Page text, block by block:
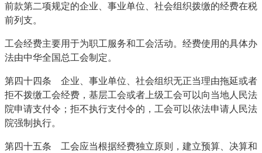
前款第二项规定的企业、事业单位、社会组织拨缴的经费在税
前列支。
工会经费主要用于为职工服务和工会活动。经费使用的具体办
法由中华全国总工会制定。
第四十四条 企业、事业单位、社会组织无正当理由拖延或者
拒不拨缴工会经费，基层工会或者上级工会可以向当地人民法
院申请支付令；拒不执行支付令的，工会可以依法申请人民法
院强制执行。
第四十五条 工会应当根据经费独立原则，建立预算、决算和